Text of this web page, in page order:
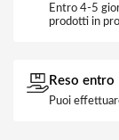
Entro 4-5
prodotti in
Reso
Puoi